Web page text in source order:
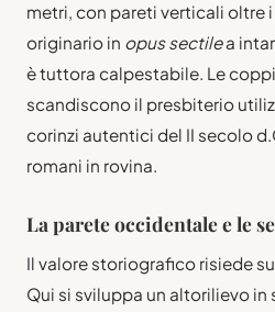
metri, con pareti verticali oltre
originario in opus sectilea
è tuttora calpestabile. Le
scandiscono il presbiterio
corinzi autentici del II secolo
romani in rovina.
La parete occidentale e le
Il valore storiografico risiede
Qui si sviluppa un altorilievo